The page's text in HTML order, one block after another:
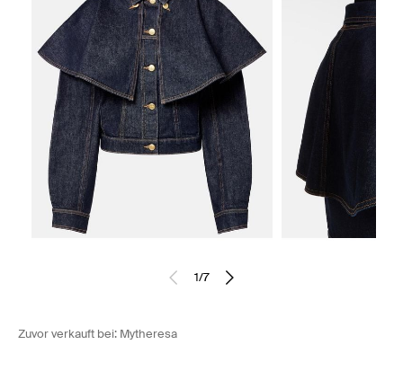
1/7
Zuvor verkauft bei: Mytheresa